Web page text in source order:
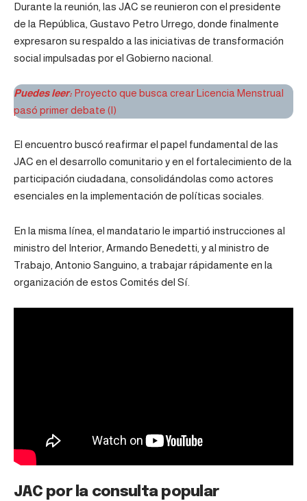
Durante la reunión, las JAC se reunieron con el presidente
de la República, Gustavo Petro Urrego, donde finalmente
expresaron su respaldo a las iniciativas de transformación
social impulsadas por el Gobierno nacional.
Puedes leer: Proyecto que busca crear Licencia Menstrual
pasó primer debate (I)
El encuentro buscó reafirmar el papel fundamental de las
JAC en el desarrollo comunitario y en el fortalecimiento de la
participación ciudadana, consolidándolas como actores
esenciales en la implementación de políticas sociales.
En la misma línea, el mandatario le impartió instrucciones al
ministro del Interior, Armando Benedetti, y al ministro de
Trabajo, Antonio Sanguino, a trabajar rápidamente en la
organización de estos Comités del Sí.
JAC por la consulta popular